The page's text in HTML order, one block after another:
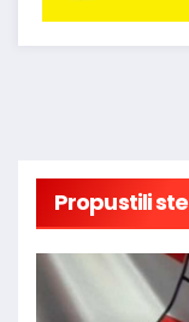
Propustili ste